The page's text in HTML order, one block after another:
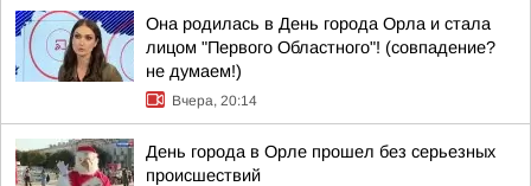
Она родилась в День города Орла и стала
лицом "Первого Областного"! (совпадение?
не думаем!)
Вчера, 20:14
День города в Орле прошел без серьезных
происшествий